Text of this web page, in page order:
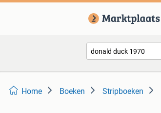
Home Boeken Stripboeken